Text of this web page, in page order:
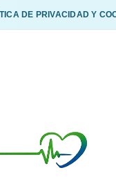
DE PRIVACIDAD Y